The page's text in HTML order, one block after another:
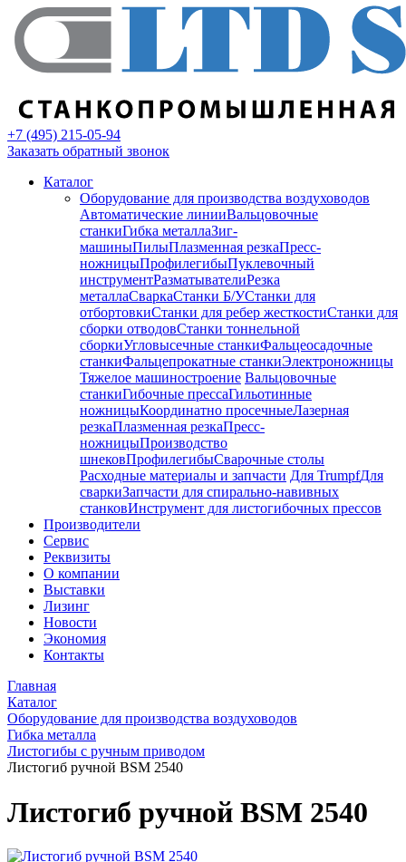
+7 (495) 215-05-94
Заказать обратный звонок
Каталог
Оборудование для производства воздуховодов
Автоматические линииВальцовочные
станкиГибка металлаЗиг-
машиныПилыПлазменная резкаПресс-
ножницыПрофилегибыПуклевочный
инструментРазматывателиРезка
металлаСваркаСтанки Б/УСтанки для
отбортовкиСтанки для ребер жесткостиСтанки для
сборки отводовСтанки тоннельной
сборкиУгловысечные станкиФальцеосадочные
станкиФальцепрокатные станкиЭлектроножницы
Тяжелое машиностроение Вальцовочные
станкиГибочные прессаГильотинные
ножницыКоординатно просечныеЛазерная
резкаПлазменная резкаПресс-
ножницыПроизводство
шнековПрофилегибыСварочные столы
Расходные материалы и запчасти Для TrumpfДля
сваркиЗапчасти для спирально-навивных
станковИнструмент для листогибочных прессов
Производители
Сервис
Реквизиты
О компании
Выставки
Лизинг
Новости
Экономия
Контакты
Главная
Каталог
Оборудование для производства воздуховодов
Гибка металла
Листогибы с ручным приводом
Листогиб ручной BSM 2540
Листогиб ручной BSM 2540